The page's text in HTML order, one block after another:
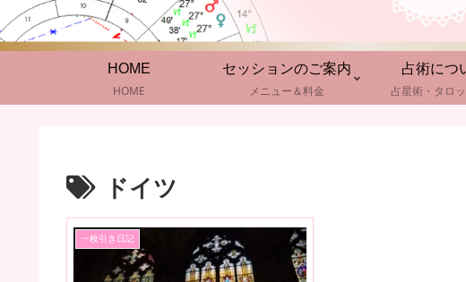
HOME
HOME
セッションのご案内
メニュー＆料金
占術につ
占星術・タロ
ドイツ
一枚引き日記